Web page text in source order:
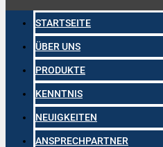
STARTSEITE
ÜBER UNS
PRODUKTE
KENNTNIS
NEUIGKEITEN
ANSPRECHPARTNER